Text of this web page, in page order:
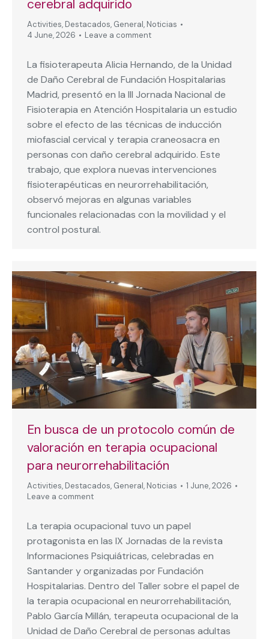
cerebral adquirido
Activities, Destacados, General, Noticias
4 June, 2026
Leave a comment
La fisioterapeuta Alicia Hernando, de la Unidad
de Daño Cerebral de Fundación Hospitalarias
Madrid, presentó en la III Jornada Nacional de
Fisioterapia en Atención Hospitalaria un estudio
sobre el efecto de las técnicas de inducción
miofascial cervical y terapia craneosacra en
personas con daño cerebral adquirido. Este
trabajo, que explora nuevas intervenciones
fisioterapéuticas en neurorrehabilitación,
observó mejoras en algunas variables
funcionales relacionadas con la movilidad y el
control postural.
En busca de un protocolo común de
valoración en terapia ocupacional
para neurorrehabilitación
Activities, Destacados, General, Noticias
1 June, 2026
Leave a comment
La terapia ocupacional tuvo un papel
protagonista en las IX Jornadas de la revista
Informaciones Psiquiátricas, celebradas en
Santander y organizadas por Fundación
Hospitalarias. Dentro del Taller sobre el papel de
la terapia ocupacional en neurorrehabilitación,
Pablo García Millán, terapeuta ocupacional de la
Unidad de Daño Cerebral de personas adultas